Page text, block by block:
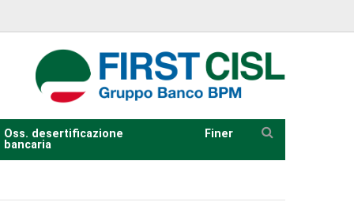
Oss. desertificazione
bancaria
Finer